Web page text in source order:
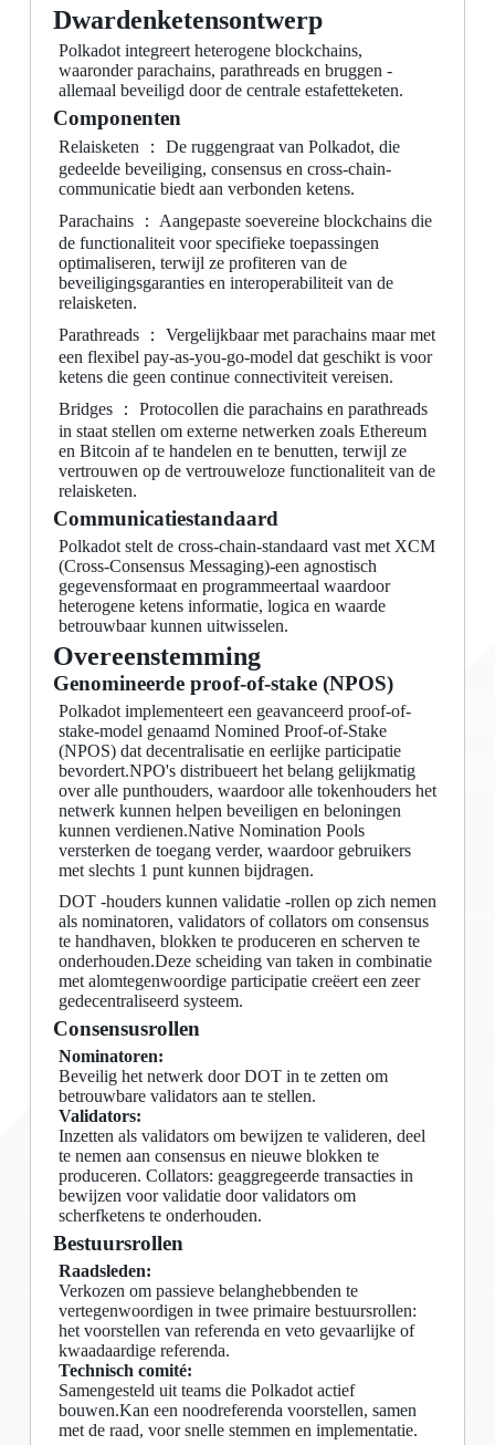
Dwardenketensontwerp
Polkadot integreert heterogene blockchains,
waaronder parachains, parathreads en bruggen -
allemaal beveiligd door de centrale estafetteketen.
Componenten
Relaisketen ： De ruggengraat van Polkadot, die
gedeelde beveiliging, consensus en cross-chain-
communicatie biedt aan verbonden ketens.
Parachains ： Aangepaste soevereine blockchains die
de functionaliteit voor specifieke toepassingen
optimaliseren, terwijl ze profiteren van de
beveiligingsgaranties en interoperabiliteit van de
relaisketen.
Parathreads ： Vergelijkbaar met parachains maar met
een flexibel pay-as-you-go-model dat geschikt is voor
ketens die geen continue connectiviteit vereisen.
Bridges ： Protocollen die parachains en parathreads
in staat stellen om externe netwerken zoals Ethereum
en Bitcoin af te handelen en te benutten, terwijl ze
vertrouwen op de vertrouweloze functionaliteit van de
relaisketen.
Communicatiestandaard
Polkadot stelt de cross-chain-standaard vast met XCM
(Cross-Consensus Messaging)-een agnostisch
gegevensformaat en programmeertaal waardoor
heterogene ketens informatie, logica en waarde
betrouwbaar kunnen uitwisselen.
Overeenstemming
Genomineerde proof-of-stake (NPOS)
Polkadot implementeert een geavanceerd proof-of-
stake-model genaamd Nomined Proof-of-Stake
(NPOS) dat decentralisatie en eerlijke participatie
bevordert.NPO's distribueert het belang gelijkmatig
over alle punthouders, waardoor alle tokenhouders het
netwerk kunnen helpen beveiligen en beloningen
kunnen verdienen.Native Nomination Pools
versterken de toegang verder, waardoor gebruikers
met slechts 1 punt kunnen bijdragen.
DOT -houders kunnen validatie -rollen op zich nemen
als nominatoren, validators of collators om consensus
te handhaven, blokken te produceren en scherven te
onderhouden.Deze scheiding van taken in combinatie
met alomtegenwoordige participatie creëert een zeer
gedecentraliseerd systeem.
Consensusrollen
Nominatoren:
Beveilig het netwerk door DOT in te zetten om
betrouwbare validators aan te stellen.
Validators:
Inzetten als validators om bewijzen te valideren, deel
te nemen aan consensus en nieuwe blokken te
produceren. Collators: geaggregeerde transacties in
bewijzen voor validatie door validators om
scherfketens te onderhouden.
Bestuursrollen
Raadsleden:
Verkozen om passieve belanghebbenden te
vertegenwoordigen in twee primaire bestuursrollen:
het voorstellen van referenda en veto gevaarlijke of
kwaadaardige referenda.
Technisch comité:
Samengesteld uit teams die Polkadot actief
bouwen.Kan een noodreferenda voorstellen, samen
met de raad, voor snelle stemmen en implementatie.